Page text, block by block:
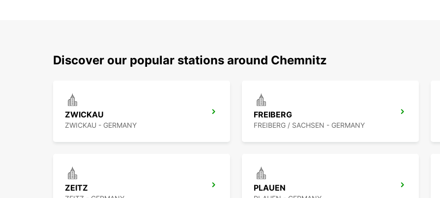
Discover our popular stations around Chemnitz
ZWICKAU
ZWICKAU - GERMANY
FREIBERG
FREIBERG / SACHSEN - GERMANY
ZEITZ PLAUEN